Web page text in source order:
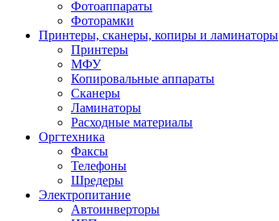
Фотоаппараты
Фоторамки
Принтеры, сканеры, копиры и ламинаторы
Принтеры
МФУ
Копировальные аппараты
Сканеры
Ламинаторы
Расходные материалы
Оргтехника
Факсы
Телефоны
Шредеры
Электропитание
Автоинверторы